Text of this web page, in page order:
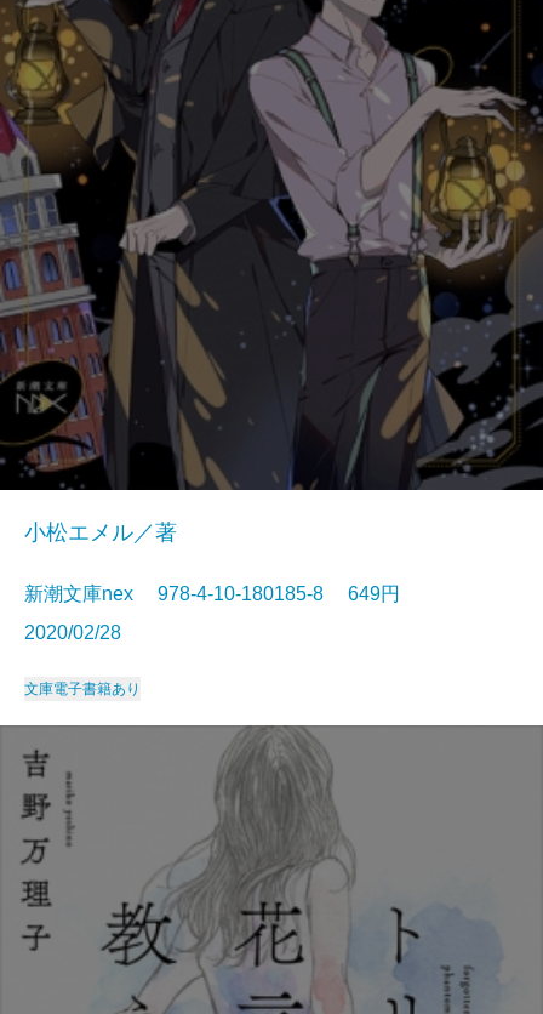
小松エメル／著
新潮文庫nex 978-4-10-180185-8 649円
2020/02/28
文庫電子書籍あり